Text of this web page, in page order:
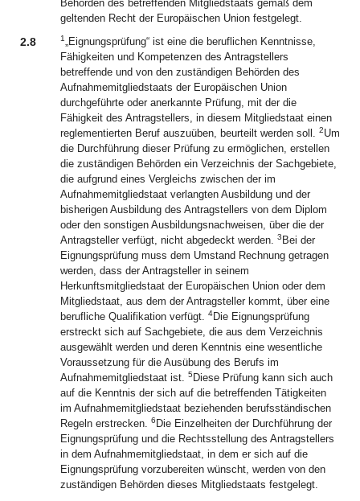
Behörden des betreffenden Mitgliedstaats gemäß dem
geltenden Recht der Europäischen Union festgelegt.
2.8 1„Eignungsprüfung“ ist eine die beruflichen Kenntnisse,
Fähigkeiten und Kompetenzen des Antragstellers
betreffende und von den zuständigen Behörden des
Aufnahmemitgliedstaats der Europäischen Union
durchgeführte oder anerkannte Prüfung, mit der die
Fähigkeit des Antragstellers, in diesem Mitgliedstaat einen
reglementierten Beruf auszuüben, beurteilt werden soll. 2Um
die Durchführung dieser Prüfung zu ermöglichen, erstellen
die zuständigen Behörden ein Verzeichnis der Sachgebiete,
die aufgrund eines Vergleichs zwischen der im
Aufnahmemitgliedstaat verlangten Ausbildung und der
bisherigen Ausbildung des Antragstellers von dem Diplom
oder den sonstigen Ausbildungsnachweisen, über die der
Antragsteller verfügt, nicht abgedeckt werden. 3 Bei der
Eignungsprüfung muss dem Umstand Rechnung getragen
werden, dass der Antragsteller in seinem
Herkunftsmitgliedstaat der Europäischen Union oder dem
Mitgliedstaat, aus dem der Antragsteller kommt, über eine
berufliche Qualifikation verfügt. 4Die Eignungsprüfung
erstreckt sich auf Sachgebiete, die aus dem Verzeichnis
ausgewählt werden und deren Kenntnis eine wesentliche
Voraussetzung für die Ausübung des Berufs im
Aufnahmemitgliedstaat ist. 5 Diese Prüfung kann sich auch
auf die Kenntnis der sich auf die betreffenden Tätigkeiten
im Aufnahmemitgliedstaat beziehenden berufsständischen
Regeln erstrecken. 6 Die Einzelheiten der Durchführung der
Eignungsprüfung und die Rechtsstellung des Antragstellers
in dem Aufnahmemitgliedstaat, in dem er sich auf die
Eignungsprüfung vorzubereiten wünscht, werden von den
zuständigen Behörden dieses Mitgliedstaats festgelegt.